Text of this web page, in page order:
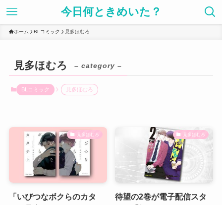
今日何ときめいた？
ホーム BLコミック 見多ほむろ
見多ほむろ – category –
BLコミック 見多ほむろ
見多ほむろ
「いびつなボクらのカタ
見多ほむろ
待望の2巻が電子配信スタ